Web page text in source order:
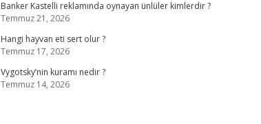
Banker Kastelli reklamında oynayan ünlüler kimlerdir ?
Temmuz 21, 2026
Hangi hayvan eti sert olur ?
Temmuz 17, 2026
Vygotsky’nin kuramı nedir ?
Temmuz 14, 2026